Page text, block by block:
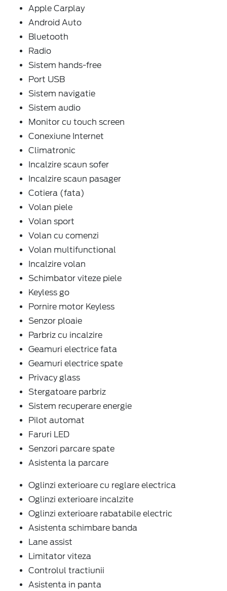
Apple Carplay
Android Auto
Bluetooth
Radio
Sistem hands-free
Port USB
Sistem navigatie
Sistem audio
Monitor cu touch screen
Conexiune Internet
Climatronic
Incalzire scaun sofer
Incalzire scaun pasager
Cotiera (fata)
Volan piele
Volan sport
Volan cu comenzi
Volan multifunctional
Incalzire volan
Schimbator viteze piele
Keyless go
Pornire motor Keyless
Senzor ploaie
Parbriz cu incalzire
Geamuri electrice fata
Geamuri electrice spate
Privacy glass
Stergatoare parbriz
Sistem recuperare energie
Pilot automat
Faruri LED
Senzori parcare spate
Asistenta la parcare
Oglinzi exterioare cu reglare electrica
Oglinzi exterioare incalzite
Oglinzi exterioare rabatabile electric
Asistenta schimbare banda
Lane assist
Limitator viteza
Controlul tractiunii
Asistenta in panta